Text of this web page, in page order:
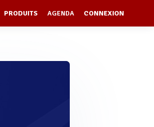
PRODUITS AGENDA CONNEXION